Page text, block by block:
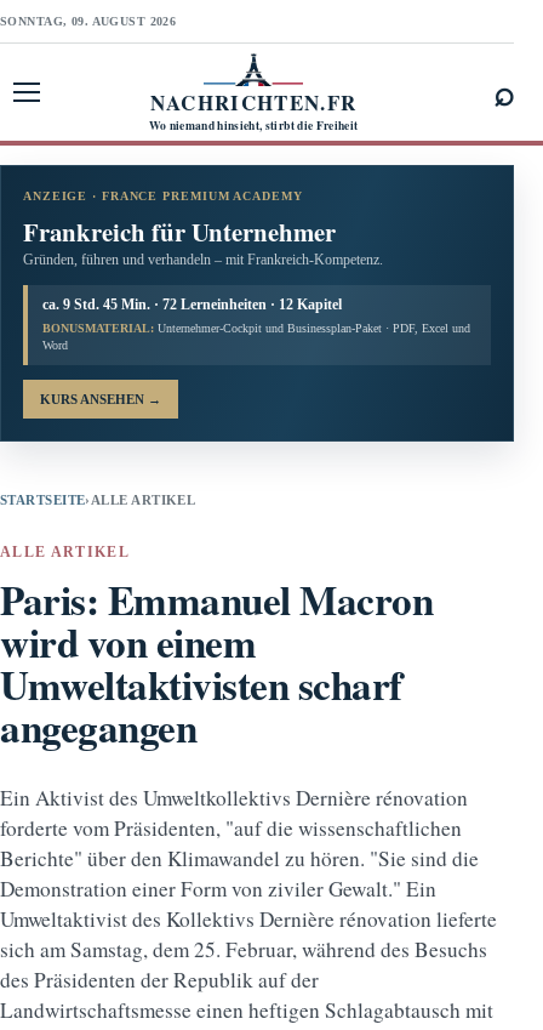
SONNTAG, 09. AUGUST 2026
NACHRICHTEN.FR
Wo niemand hinsieht, stirbt die Freiheit
⌕
ANZEIGE · FRANCE PREMIUM ACADEMY
Frankreich für Unternehmer
Gründen, führen und verhandeln – mit Frankreich-Kompetenz.
ca. 9 Std. 45 Min. · 72 Lerneinheiten · 12 Kapitel
BONUSMATERIAL: Unternehmer-Cockpit und Businessplan-Paket · PDF, Excel und
Word
KURS ANSEHEN →
STARTSEITE› ALLE ARTIKEL
ALLE ARTIKEL
Paris: Emmanuel Macron
wird von einem
Umweltaktivisten scharf
angegangen
Ein Aktivist des Umweltkollektivs Dernière rénovation
forderte vom Präsidenten, "auf die wissenschaftlichen
Berichte" über den Klimawandel zu hören. "Sie sind die
Demonstration einer Form von ziviler Gewalt." Ein
Umweltaktivist des Kollektivs Dernière rénovation lieferte
sich am Samstag, dem 25. Februar, während des Besuchs
des Präsidenten der Republik auf der
Landwirtschaftsmesse einen heftigen Schlagabtausch mit